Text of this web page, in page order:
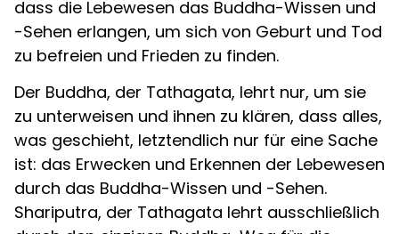
dass die Lebewesen das Buddha-Wissen und
-Sehen erlangen, um sich von Geburt und Tod
zu befreien und Frieden zu finden.
Der Buddha, der Tathagata, lehrt nur, um sie
zu unterweisen und ihnen zu klären, dass alles,
was geschieht, letztendlich nur für eine Sache
ist: das Erwecken und Erkennen der Lebewesen
durch das Buddha-Wissen und -Sehen.
Shariputra, der Tathagata lehrt ausschließlich